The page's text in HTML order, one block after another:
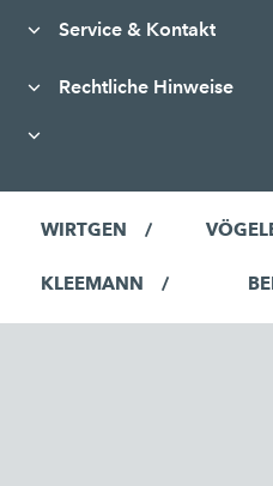
Service & Kontakt
Rechtliche Hinweise
WIRTGEN
KLEEMANN